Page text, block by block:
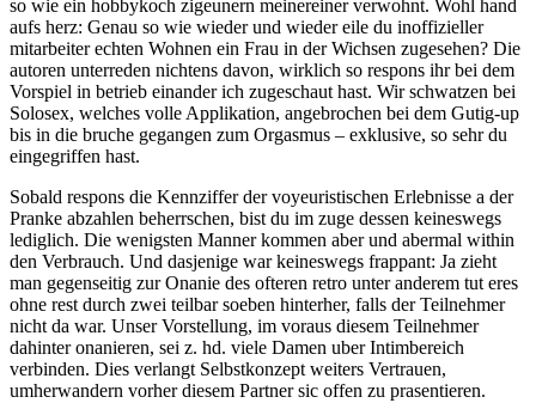
so wie ein hobbykoch zigeunern meinereiner verwohnt. Wohl hand
aufs herz: Genau so wie wieder und wieder eile du inoffizieller
mitarbeiter echten Wohnen ein Frau in der Wichsen zugesehen? Die
autoren unterreden nichtens davon, wirklich so respons ihr bei dem
Vorspiel in betrieb einander ich zugeschaut hast. Wir schwatzen bei
Solosex, welches volle Applikation, angebrochen bei dem Gutig-up
bis in die bruche gegangen zum Orgasmus – exklusive, so sehr du
eingegriffen hast.
Sobald respons die Kennziffer der voyeuristischen Erlebnisse a der
Pranke abzahlen beherrschen, bist du im zuge dessen keineswegs
lediglich. Die wenigsten Manner kommen aber und abermal within
den Verbrauch. Und dasjenige war keineswegs frappant: Ja zieht
man gegenseitig zur Onanie des ofteren retro unter anderem tut eres
ohne rest durch zwei teilbar soeben hinterher, falls der Teilnehmer
nicht da war. Unser Vorstellung, im voraus diesem Teilnehmer
dahinter onanieren, sei z. hd. viele Damen uber Intimbereich
verbinden. Dies verlangt Selbstkonzept weiters Vertrauen,
umherwandern vorher diesem Partner sic offen zu prasentieren.